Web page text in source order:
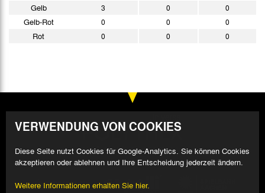
Gelb 3 0 0
Gelb-Rot 0 0 0
Rot 0 0 0
VERWENDUNG VON COOKIES
Diese Seite nutzt Cookies für Google-Analytics. Sie können Cookies
akzeptieren oder ablehnen und Ihre Entscheidung jederzeit ändern.
Weitere Informationen erhalten Sie hier.